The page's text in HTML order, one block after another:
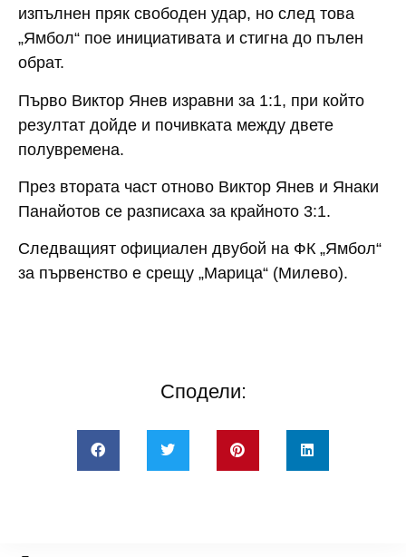
изпълнен пряк свободен удар, но след това
„Ямбол“ пое инициативата и стигна до пълен
обрат.
Първо Виктор Янев изравни за 1:1, при който
резултат дойде и почивката между двете
полувремена.
През втората част отново Виктор Янев и Янаки
Панайотов се разписаха за крайното 3:1.
Следващият официален двубой на ФК „Ямбол“
за първенство е срещу „Марица“ (Милево).
Сподели: